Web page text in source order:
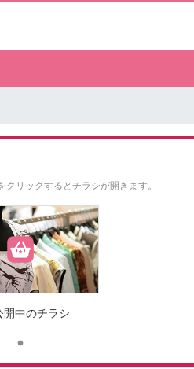
クリックするとチラシが開きます。
開中のチラシ